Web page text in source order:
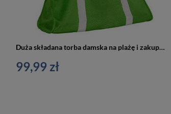
Duża składana torba damska na plażę i zakupy zielona — Pierre Cardin 638
99,99 zł